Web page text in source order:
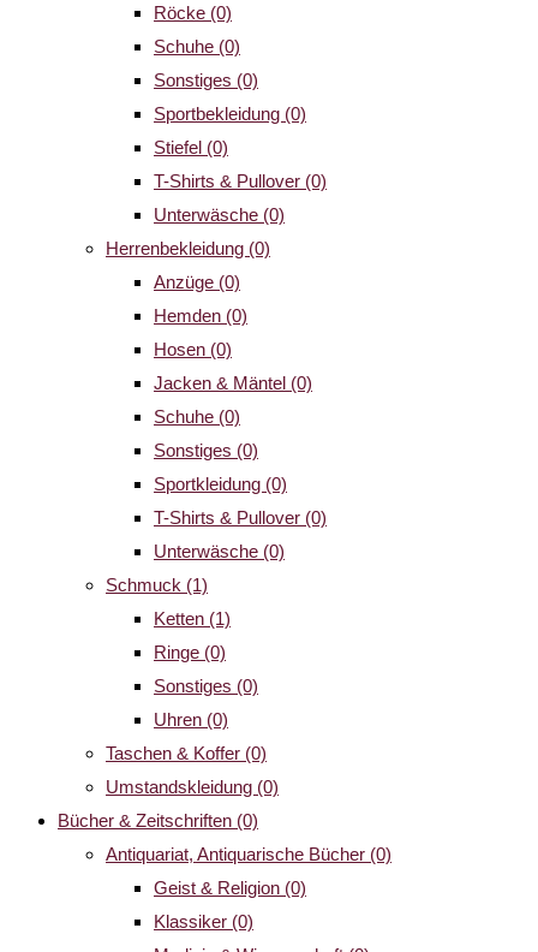
Röcke (0)
Schuhe (0)
Sonstiges (0)
Sportbekleidung (0)
Stiefel (0)
T-Shirts & Pullover (0)
Unterwäsche (0)
Herrenbekleidung (0)
Anzüge (0)
Hemden (0)
Hosen (0)
Jacken & Mäntel (0)
Schuhe (0)
Sonstiges (0)
Sportkleidung (0)
T-Shirts & Pullover (0)
Unterwäsche (0)
Schmuck (1)
Ketten (1)
Ringe (0)
Sonstiges (0)
Uhren (0)
Taschen & Koffer (0)
Umstandskleidung (0)
Bücher & Zeitschriften (0)
Antiquariat, Antiquarische Bücher (0)
Geist & Religion (0)
Klassiker (0)